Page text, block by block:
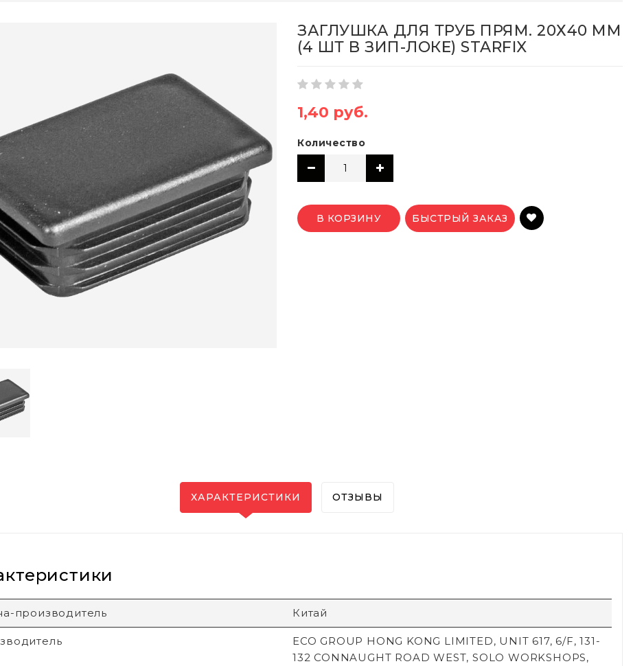
ЗАГЛУШКА ДЛЯ ТРУБ ПРЯМ. 20Х40 ММ
(4 ШТ В ЗИП-ЛОКЕ) STARFIX
1,40 руб.
Количество
В КОРЗИНУ БЫСТРЫЙ ЗАКАЗ
ХАРАКТЕРИСТИКИ ОТЗЫВЫ
производитель Китай
ECO GROUP HONG KONG LIMITED, UNIT 617, 6/F, 131-
132 CONNAUGHT ROAD WEST, SOLO WORKSHOPS,